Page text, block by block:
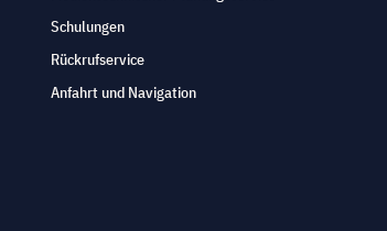
Schulungen
Rückrufservice
Anfahrt und Navigation